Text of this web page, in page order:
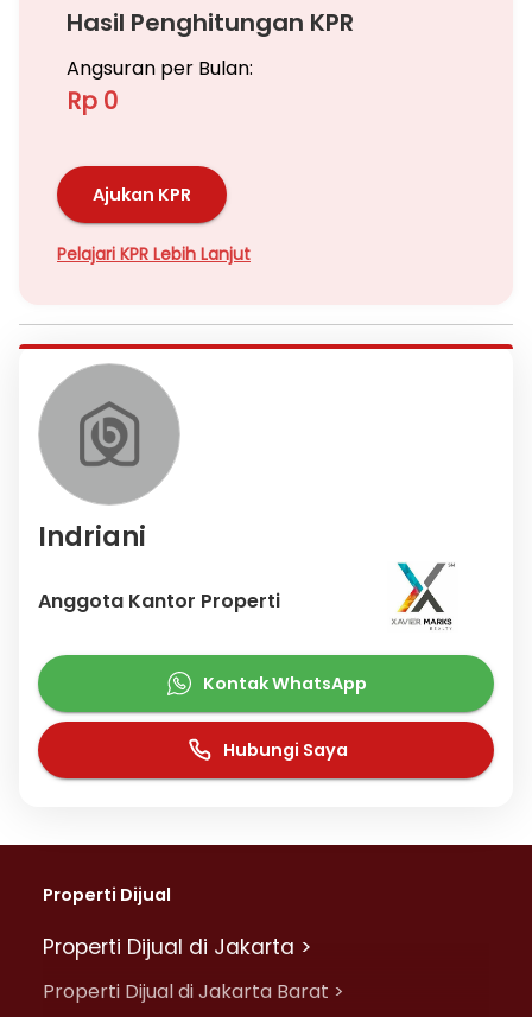
Hasil Penghitungan KPR
Angsuran per Bulan:
Rp 0
Ajukan KPR
Pelajari KPR Lebih Lanjut
Indriani
Anggota Kantor Properti
Kontak WhatsApp
Hubungi Saya
Properti Dijual
Properti Dijual di Jakarta >
Properti Dijual di Jakarta Barat >